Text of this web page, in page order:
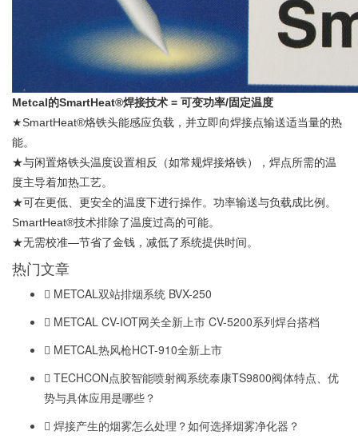
Metcal的SmartHeat®焊接技术 = 可变功率/固定温度
★SmartHeat®烙铁头能感应负载，并立即向焊接点输送适当量的热
能。
★与闲置烙铁头温度设置相反（如常规焊接烙铁），焊点所需的温
度主导着加热工艺。
★可在更低、更安全的温度下进行操作。功率输送与负载成比例。
SmartHeat®技术排除了温度过高的可能。
★无需校准—节省了金钱，减低了系统提供时间。
热门文章
METCAL双站排烟系统 BVX-250
METCAL CV-IOT网关全新上市 CV-5200系列焊台搭档
METCAL热风枪HCT-910全新上市
TECHCON点胶智能喷射阀系统泰康TS9800阀体特点、优
势与具体应用是哪些？
焊接产生的烟雾怎么处理？如何选择烟雾净化器？